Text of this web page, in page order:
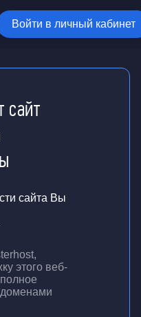
Войти в личный кабинет
сайт
сайта Вы
этого веб-